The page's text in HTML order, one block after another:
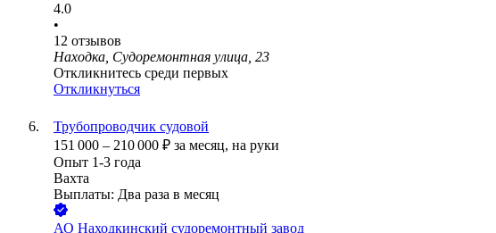
4.0
•
12 отзывов
Находка, Судоремонтная улица, 23
Откликнитесь среди первых
Откликнуться
Трубопроводчик судовой
151 000 – 210 000 ₽ за месяц, на руки
Опыт 1-3 года
Вахта
Выплаты: Два раза в месяц
АО Находкинский судоремонтный завод